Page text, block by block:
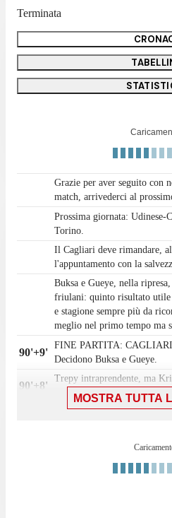
Terminata
Grazie per aver seguito con
match, arrivederci al
Prossima giornata: Udinese-
Torino.
Il Cagliari deve rimandare,
l'appuntamento con la
Buksa e Gueye, nella
friulani: quinto risultato utile
e stagione sempre più da
meglio nel primo tempo ma
90'+9'
FINE PARTITA:
Decidono Buksa e Gueye.
90'+8'
Trepy intraprendente, ma
angolo.
GOL! Cagliari-UDINESE
MOSTRA TUTTA